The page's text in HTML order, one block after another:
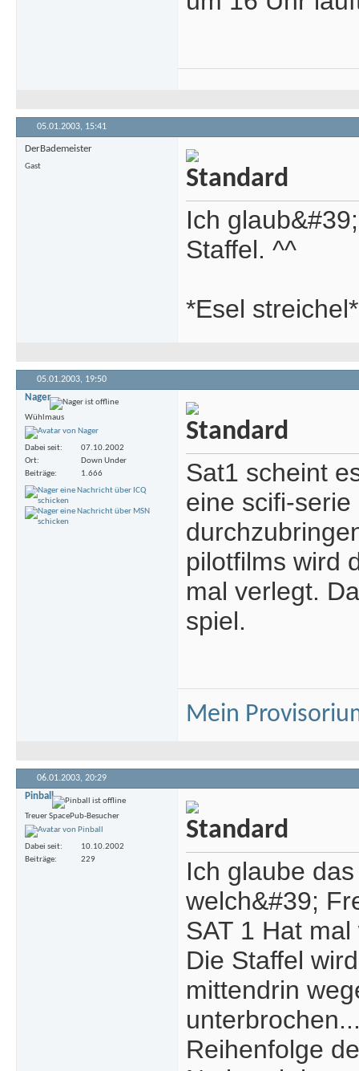
05.01.2003, 15:41
DerBademeister
Gast
Ich
Staffel. ^^
*Esel streichel*
05.01.2003, 19:50
Nager
Wühlmaus
Dabei seit
07.10.2002
Ort
Down Under
Beiträge
1.666
Sat1 scheint
eine scifi-
pilotfilms wird
mal verlegt.
spiel.
Mein
06.01.2003, 20:29
Pinball
Treuer SpacePub-Besucher
Dabei seit
10.10.2002
Beiträge
229
Ich glaube
welch&#39;
SAT 1 Hat
Die Staffel wird
mittendrin
Reihenfolge